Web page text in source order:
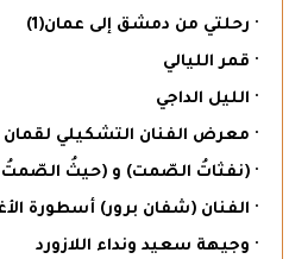
· رحلتي من دمشق إلى عمان(1)
· قمر الليالي
· الليل الداجي
· معرض الفنان التشكيلي لقمان
· (نفثاتُ الصّمت) و (حيثُ
· الفنان (شفان برور) أسطورة
· وجيهة سعيد ونداء اللازورد